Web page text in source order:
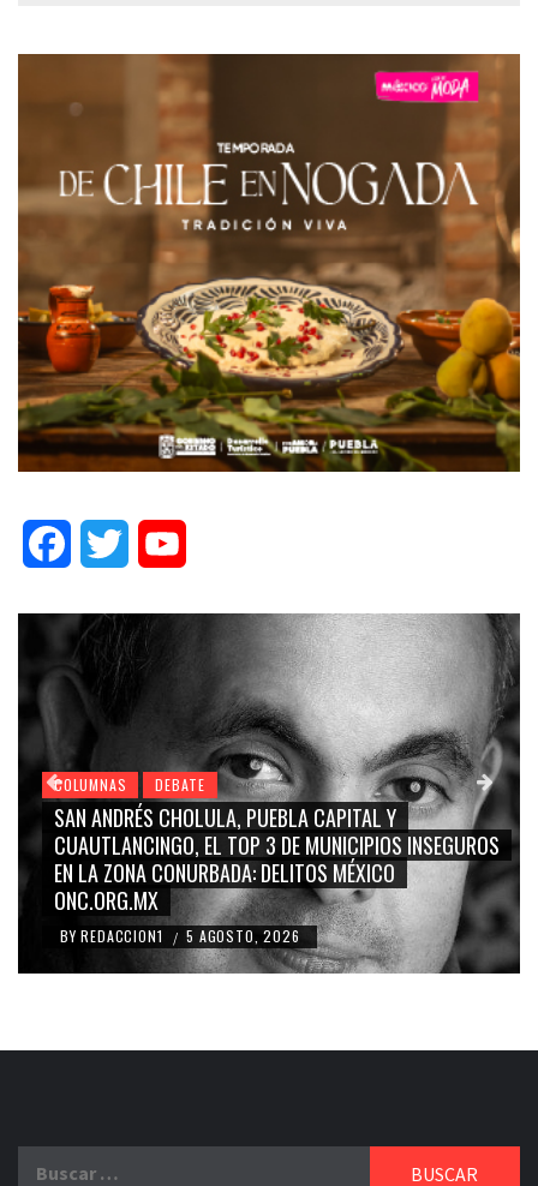
FacebookTwitter
INSEGUROS
COLUMNAS DEBATE
GRACE PALOMARES, NAY SALVATORI,
CARMEN SALINAS “LA CORCHOLATA”,
BLANCO, SILVIA PINAL: LA TRIVIALIZACIÓN
RIDICULIZACIÓN DE LA REPRESENTACIÓN
BY REDACCION1 4 AGOSTO, 2026